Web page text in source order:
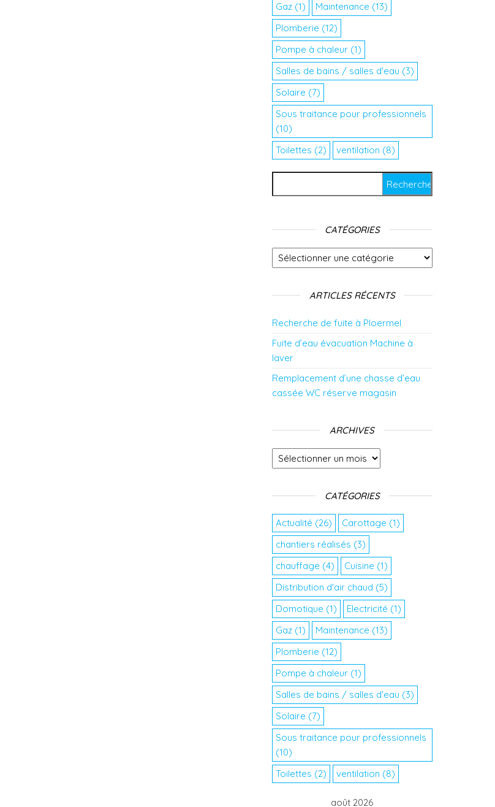
Gaz(1) Maintenance (13)
Plomberie (12)
Pompe à chaleur(1)
Salles de bains / salles d'eau (3)
Solaire (7)
Sous traitance pour professionnels
(10)
Toilettes (2) ventilation (8)
CATÉGORIES
Catégories
ARTICLES RÉCENTS
Recherche de fuite à Ploermel
Fuite d’eau évacuation Machine à
laver
Remplacement d’une chasse d’eau
cassée WC réserve magasin
ARCHIVES
Archives
CATÉGORIES
Actualité (26) Carottage (1)
chantiers réalisés (3)
chauffage (4) Cuisine (1)
Distribution d'air chaud (5)
Domotique (1) Electricité (1)
Gaz(1) Maintenance (13)
Plomberie (12)
Pompe à chaleur(1)
Salles de bains / salles d'eau (3)
Solaire (7)
Sous traitance pour professionnels
(10)
Toilettes (2) ventilation (8)
août 2026